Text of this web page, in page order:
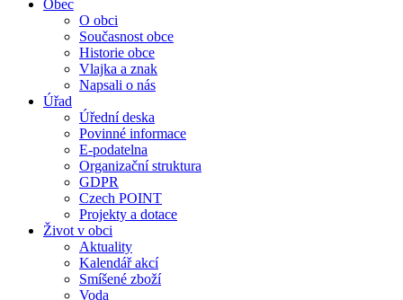
Obec
O obci
Současnost obce
Historie obce
Vlajka a znak
Napsali o nás
Úřad
Úřední deska
Povinné informace
E-podatelna
Organizační struktura
GDPR
Czech POINT
Projekty a dotace
Život v obci
Aktuality
Kalendář akcí
Smíšené zboží
Voda